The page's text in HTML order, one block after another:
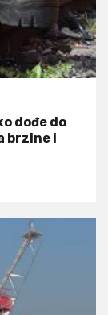
dođe do
brzine i